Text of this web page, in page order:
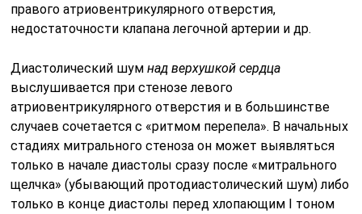
правого атриовентрикулярного отверстия,
недостаточности клапана легочной артерии и др.
Диастолический шумнад верхушкой сердца
выслушивается при стенозе левого
атриовентрикулярного отверстия и в большинстве
случаев сочетается с «ритмом перепела». В начальных
стадиях мит­рального стеноза он может выявляться
только в начале диастолы сразу после «митрального
щелчка» (убывающий протодиастолический шум) либо
только в конце диастолы перед хлопающим I тоном